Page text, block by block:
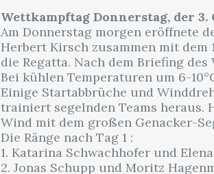
Wettkampftag Donnerstag, der 3.
Am Donnerstag morgen eröffnete
Herbert Kirsch zusammen mit dem
die Regatta. Nach dem Briefing
Bei kühlen Temperaturen um 6-
Einige Startabbrüche und
trainiert segelnden Teams heraus.
Wind mit dem großen Genacker-
Die Ränge nach Tag 1 :
1. Katarina Schwachhofer und
2. Jonas Schupp und Moritz